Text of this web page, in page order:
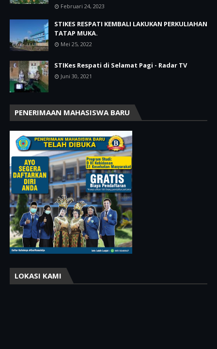
Februari 24, 2023
STIKES RESPATI KEMBALI LAKUKAN PERKULIAHAN
TATAP MUKA.
Mei 25, 2022
STIKes Respati di Selamat Pagi - Radar TV
Juni 30, 2021
PENERIMAAN MAHASISWA BARU
LOKASI KAMI